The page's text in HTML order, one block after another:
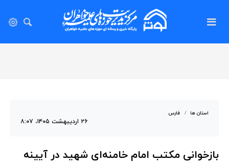
استان ها فارس
۲۶ اردیبهشت ۱۴۰۵، ۸:۰۷
بازخوانی مکتب امام خامنه‌ای شهید در آیینه